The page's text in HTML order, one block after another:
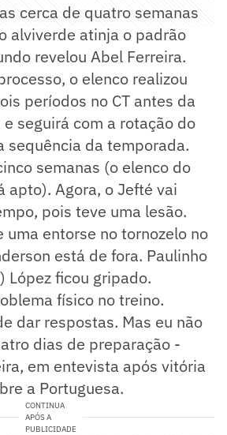
cerca de quatro semanas
alviverde atinja o padrão
revelou Abel Ferreira.
o elenco realizou
períodos no CT antes da
seguirá com a rotação do
sequência da temporada.
semanas (o elenco do
apto). Agora, o Jefté vai
pois teve uma lesão.
uma entorse no tornozelo no
está de fora. Paulinho
López ficou gripado.
físico no treino.
dar respostas. Mas eu não
dias de preparação -
em entevista após vitória
a Portuguesa.
CONTINUA
APÓS A
PUBLICIDADE